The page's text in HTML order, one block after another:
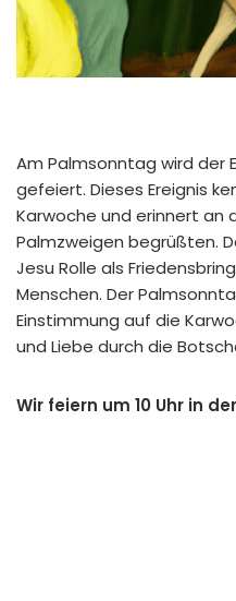
Am Palmsonntag wird der
gefeiert. Dieses Ereignis
Karwoche und erinnert an
Palmzweigen begrüßten.
Jesu Rolle als
Menschen. Der
Einstimmung auf die
und Liebe durch die
Wir feiern um 10 Uhr in